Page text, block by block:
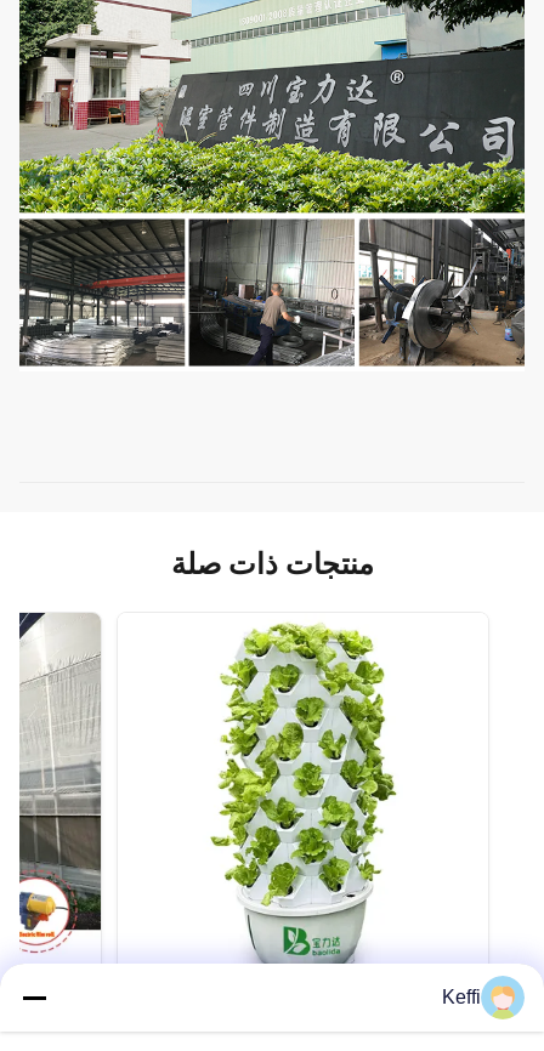
منتجات ذات صلة
معدات الزراعة الهيدروبونيكية زراعة الزراعة
بغشاء PE بسماكة 100-200 ميكرون
Keffi